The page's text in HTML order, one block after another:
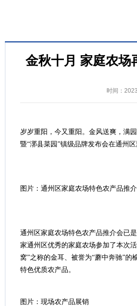
金秋十月 家庭农场
时间：
岁岁重阳，今又重阳。金风送爽，满
暨“漷县菜园”镇级品牌发布会在通州
图片：通州区家庭农场特色农产品推
通州区家庭农场特色农产品推介会已
家通州区优秀的家庭农场参加了本次
窝”之称的金耳、被誉为“蘑中奔驰”的
特色优质农产品。
图片：现场农产品展销